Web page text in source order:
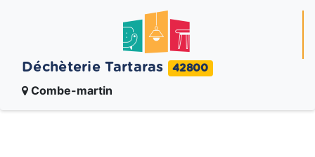
Déchèterie Tartaras 42800
Combe-martin